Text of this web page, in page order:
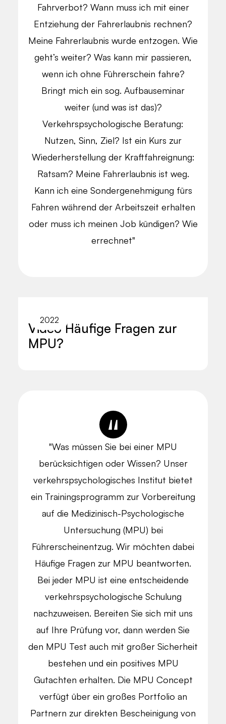
Fahrverbot? Wann muss ich mit einer
Entziehung der Fahrerlaubnis rechnen?
Meine Fahrerlaubnis wurde entzogen. Wie
geht’s weiter? Was kann mir passieren,
wenn ich ohne Führerschein fahre?
Bringt mich ein sog. Aufbauseminar
weiter (und was ist das)?
Verkehrspsychologische Beratung:
Nutzen, Sinn, Ziel? Ist ein Kurs zur
Wiederherstellung der Kraftfahreignung:
Ratsam? Meine Fahrerlaubnis ist weg.
Kann ich eine Sondergenehmigung fürs
Fahren während der Arbeitszeit erhalten
oder muss ich meinen Job kündigen? Wie
errechnet"
2022
Video Häufige Fragen zur
MPU?
"Was müssen Sie bei einer MPU
berücksichtigen oder Wissen? Unser
verkehrspsychologisches Institut bietet
ein Trainingsprogramm zur Vorbereitung
auf die Medizinisch-Psychologische
Untersuchung (MPU) bei
Führerscheinentzug. Wir möchten dabei
Häufige Fragen zur MPU beantworten.
Bei jeder MPU ist eine entscheidende
verkehrspsychologische Schulung
nachzuweisen. Bereiten Sie sich mit uns
auf Ihre Prüfung vor, dann werden Sie
den MPU Test auch mit großer Sicherheit
bestehen und ein positives MPU
Gutachten erhalten. Die MPU Concept
verfügt über ein großes Portfolio an
Partnern zur direkten Bescheinigung von